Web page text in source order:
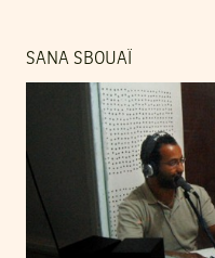
SANA SBOUAÏ